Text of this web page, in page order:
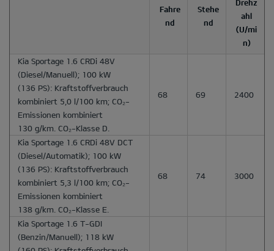
Fahre
nd
Stehe
nd
Drehz
ahl
(U/mi
n)
Kia Sportage 1.6 CRDi 48V
(Diesel/Manuell); 100 kW
(136 PS): Kraftstoffverbrauch
kombiniert 5,0 l/100 km; CO₂-
Emissionen kombiniert
130 g/km. CO₂-Klasse D.
68 69 2400
Kia Sportage 1.6 CRDi 48V DCT
(Diesel/Automatik); 100 kW
(136 PS): Kraftstoffverbrauch
kombiniert 5,3 l/100 km; CO₂-
Emissionen kombiniert
138 g/km. CO₂-Klasse E.
68 74 3000
Kia Sportage 1.6 T-GDI
(Benzin/Manuell); 118 kW